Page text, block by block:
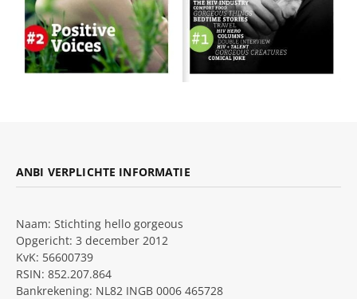
ANBI VERPLICHTE INFORMATIE
Naam: Stichting hello gorgeous
Opgericht: 3 december 2012
KvK: 56600739
RSIN: 852.207.864
Bankrekening: NL82 INGB 0006 465728